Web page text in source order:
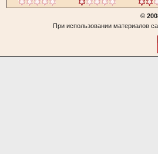
©
При использовании материалов